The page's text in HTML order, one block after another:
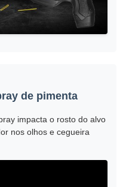
de pimenta
impacta o rosto do alvo
nos olhos e cegueira